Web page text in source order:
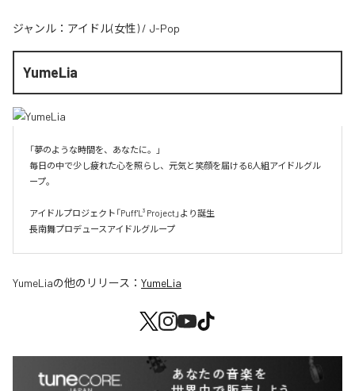
ジャンル： アイドル(女性) / J-Pop
YumeLia
「夢のような時間を、あなたに。」
毎日の中で少し疲れた心を照らし、元気と笑顔を届ける6人組アイドルグル
ープ。
アイドルプロジェクト「Puff'L³ Project」より誕生
長南舞プロデュースアイドルグループ
YumeLiaの他のリリース： YumeLia